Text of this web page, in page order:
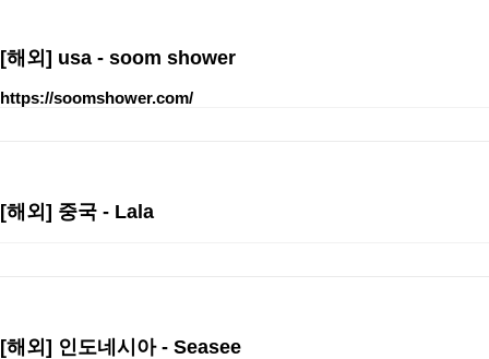
[해외] usa - soom shower
https://soomshower.com/
[해외] 중국 - Lala
[해외] 인도네시아 - Seasee